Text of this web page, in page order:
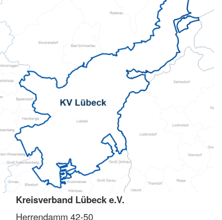
Kreisverband Lübeck e.V.
Herrendamm 42-50